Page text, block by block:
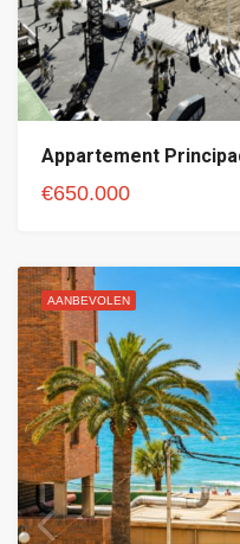
Appartement
€650.000
AANBEVOLEN